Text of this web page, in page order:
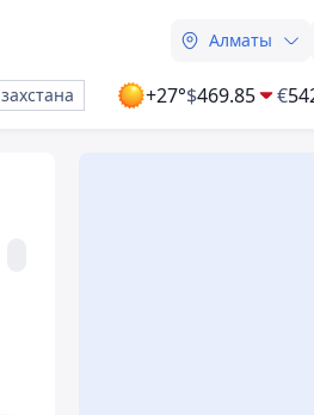
Алматы
+27°$469.85 €